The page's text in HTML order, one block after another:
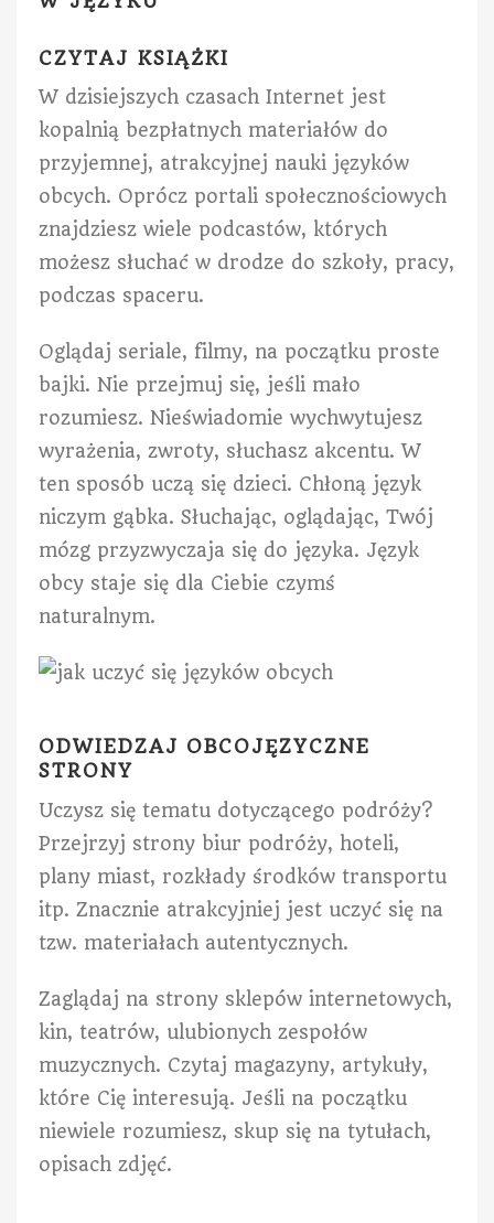
CZYTAJ KSIĄŻKI
W dzisiejszych czasach Internet jest
kopalnią bezpłatnych materiałów do
przyjemnej, atrakcyjnej nauki języków
obcych. Oprócz portali społecznościowych
znajdziesz wiele podcastów, których
możesz słuchać w drodze do szkoły, pracy,
podczas spaceru.
Oglądaj seriale, filmy, na początku proste
bajki. Nie przejmuj się, jeśli mało
rozumiesz. Nieświadomie wychwytujesz
wyrażenia, zwroty, słuchasz akcentu. W
ten sposób uczą się dzieci. Chłoną język
niczym gąbka. Słuchając, oglądając, Twój
mózg przyzwyczaja się do języka. Język
obcy staje się dla Ciebie czymś
naturalnym.
ODWIEDZAJ OBCOJĘZYCZNE
STRONY
Uczysz się tematu dotyczącego podróży?
Przejrzyj strony biur podróży, hoteli,
plany miast, rozkłady środków transportu
itp. Znacznie atrakcyjniej jest uczyć się na
tzw. materiałach autentycznych.
Zaglądaj na strony sklepów internetowych,
kin, teatrów, ulubionych zespołów
muzycznych. Czytaj magazyny, artykuły,
które Cię interesują. Jeśli na początku
niewiele rozumiesz, skup się na tytułach,
opisach zdjęć.